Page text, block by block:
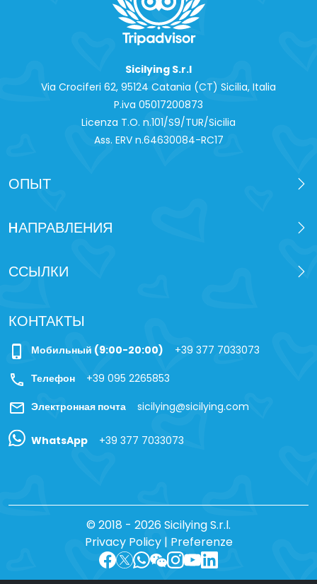
Sicilying S.r.l
Via Crociferi 62, 95124 Catania (CT) Sicilia, Italia
P.iva 0‍5017200873
Licenza T.O. n.101/S9/TUR/Sicilia
Ass. ERV n.64630084-RC17
ОПЫТ
HАПРАВЛЕНИЯ
ССЫЛКИ
КОНТАКТЫ
phone_iphone Мобильный (9:00-20:00) +39 377 7033073
call Телефон +39 095 2265853
mail Электронная почта sicilying@sicilying.com
WhatsApp +39 377 7033073
© 2018 - 2026 Sicilying S.r.l.
Privacy Policy| Preferenze